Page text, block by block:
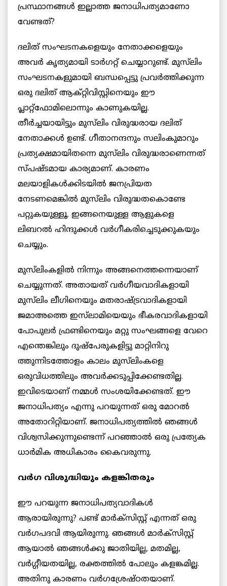
പ്രസ്ഥാനങ്ങൾ ഇല്ലാത്ത ജനാധിപത്യമാണോ
വേണ്ടത്?
ദലിത് സംഘടനകളെയും നേതാക്കളെയും
അവർ കൃത്യമായി ടാർഗറ്റ് ചെയ്യാറുണ്ട്. മുസ്‌ലിം
സംഘടനകളുമായി ബന്ധപ്പെട്ടു പ്രവർത്തിക്കുന്ന
ഒരു ദലിത് ആക്റ്റിവിസ്റ്റിനെയും ഈ
പ്ലാറ്റ്‌ഫോമിലൊന്നും കാണുകയില്ല.
തീർച്ചയായിട്ടും മുസ്‌ലിം വിരുദ്ധരായ ദലിത്
നേതാക്കൾ ഉണ്ട്. ഗീതാനന്ദനും സലിംകുമാറും
പ്രത്യക്ഷമായിതന്നെ മുസ്‌ലിം വിരുദ്ധരാണെന്നത്
സ്പഷ്ടമായ കാര്യമാണ്. കാരണം
മലയാളികൾക്കിടയിൽ ജനപ്രിയത
നേടണമെങ്കിൽ മുസ്‌ലിം വിരുദ്ധതകൊണ്ടേ
പറ്റുകയുള്ളൂ. ഇങ്ങനെയുള്ള ആളുകളെ
ലിബറൽ ഹിന്ദുക്കൾ വർഗീകരിച്ചെടുക്കുകയും
ചെയ്യും.
മുസ്‌ലിംകളിൽ നിന്നും അങ്ങനെത്തന്നെയാണ്
ചെയ്യുന്നത്. അതായത് വർഗീയവാദികളായി
മുസ്‌ലിം ലീഗിനെയും മതരാഷ്ട്രവാദികളായി
ജമാഅത്തെ ഇസ്‌ലാമിയെയും ഭീകരവാദികളായി
പോപുലർ ഫ്രണ്ടിനെയും മറ്റു സംഘങ്ങളെ വേറെ
എന്തെങ്കിലും ദുഷ്പേരുകളിട്ടു മാറ്റിനിറു
ത്തുന്നിടത്തോളം കാലം മുസ്‌ലിംകളെ
ഒരുവിധത്തിലും അവർക്കടുപ്പിക്കേണ്ടതില്ല.
ഇവിടെയാണ് നമ്മൾ സംശയിക്കേണ്ടത്. ഈ
ജനാധിപത്യം എന്നു പറയുന്നത് ഒരു മോറൽ
അതോറിറ്റിയാണ്. ജനാധിപത്യത്തിൽ ഞങ്ങൾ
വിശ്വസിക്കുന്നുണ്ടെന്ന് പറഞ്ഞാൽ ഒരു പ്രത്യേക
ധാർമിക അധികാരം കൈവരുന്നു.
വർഗ വിശുദ്ധിയും കളങ്കിതരും
ഈ പറയുന്ന ജനാധിപത്യവാദികൾ
ആരായിരുന്നു? പണ്ട് മാർക്‌സിസ്റ്റ് എന്നത് ഒരു
വർഗപദവി ആയിരുന്നു. ഞങ്ങൾ മാർക്‌സിസ്റ്റ്
ആയാൽ ഞങ്ങൾക്കു ജാതിയില്ല, മതമില്ല,
വർഗ്ഗീയതയില്ല, രക്തത്തിൽ പോലും കളങ്കമില്ല.
അതിനു കാരണം വർഗശ്രേഷ്ഠതയാണ്.